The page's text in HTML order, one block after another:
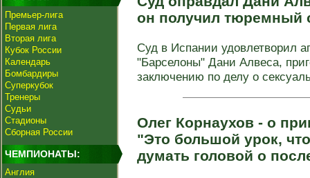
Премьер-лига
Первая лига
Вторая лига
Кубок России
Календарь
Бомбардиры
Суперкубок
Тренеры
Судьи
Стадионы
Сборная России
ЧЕМПИОНАТЫ:
Англия
он получил тюремный
Суд в Испании удовлетворил
"Барселоны" Дани Алвеса,
заключению по делу о
Олег Корнаухов - о
"Это большой урок,
думать головой о